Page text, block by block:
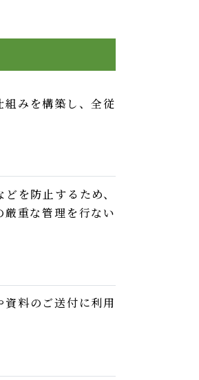
みを構築し、全従
を防止するため、
重な管理を行ない
料のご送付に利用